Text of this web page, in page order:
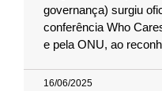
governança) surgiu
conferência Who
e pela ONU, ao
16/06/2025